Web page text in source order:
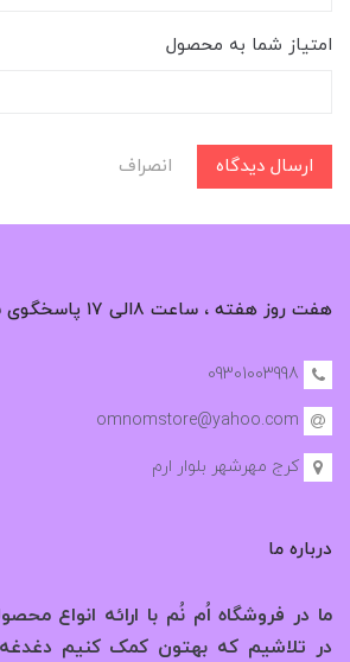
امتیاز شما به محصول
ارسال دیدگاه انصراف
هفت روز هفته ، ساعت ۸الی ۱۷ پاسخگوی شما هستیم
09301003998
omnomstore@yahoo.com
کرج مهرشهر بلوار ارم
درباره ما
ما در فروشگاه اُم نُم با ارائه انواع
در تلاشیم که بهتون کمک کنیم